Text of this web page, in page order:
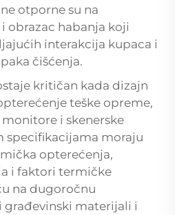
otporne su na
obrazac habanja koji
interakcija kupaca i
čišćenja.
kritičan kada dizajn
teške opreme,
i skenerske
specifikacijama moraju
opterećenja,
i faktori termičke
na dugoročnu
građevinski materijali i